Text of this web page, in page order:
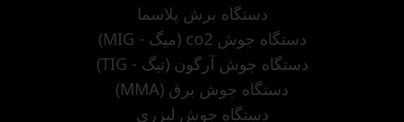
دستگاه برش پلاسما
دستگاه جوش co2 (میگ - MIG)
دستگاه جوش آرگون (تیگ - TIG)
دستگاه جوش برق (MMA)
دستگاه جوش لیزری